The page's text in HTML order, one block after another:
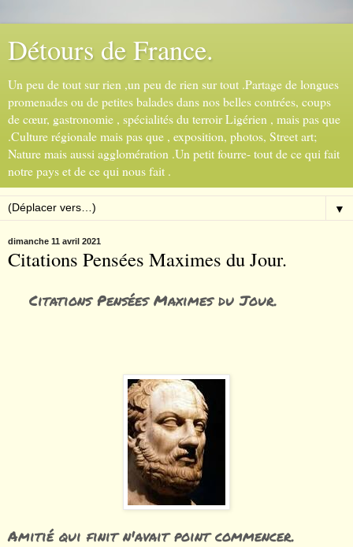
Détours de France.
Un peu de tout sur rien ,un peu de rien sur tout .Partage de longues
promenades ou de petites balades dans nos belles contrées, coups
de cœur, gastronomie , spécialités du terroir Ligérien , mais pas que
.Culture régionale mais pas que , exposition, photos, Street art;
Nature mais aussi agglomération .Un petit fourre- tout de ce qui fait
notre pays et de ce qui nous fait .
▼
dimanche 11 avril 2021
Citations Pensées Maximes du Jour.
Citations Pensées Maximes du Jour.
Amitié qui finit n'avait point commencer.